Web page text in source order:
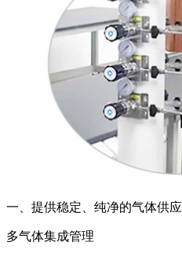
一、提供稳定、纯净的气体供应
多气体集成管理